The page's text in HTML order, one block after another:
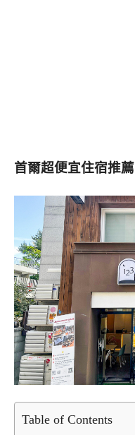
首爾超便宜住宿推薦
Table of Contents